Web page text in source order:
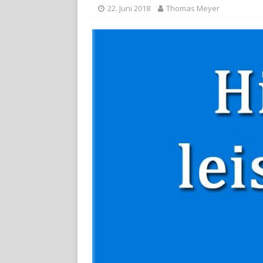
22. Juni 2018 Thomas Meyer